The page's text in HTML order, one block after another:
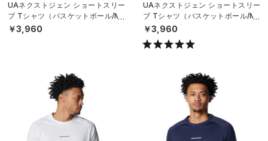
UAネクストジェン ショートスリー
ブ Tシャツ（バスケットボール/ME
N）
￥3,960
UAネクストジェン ショートスリー
ブ Tシャツ（バスケットボール/ME
N）
￥3,960